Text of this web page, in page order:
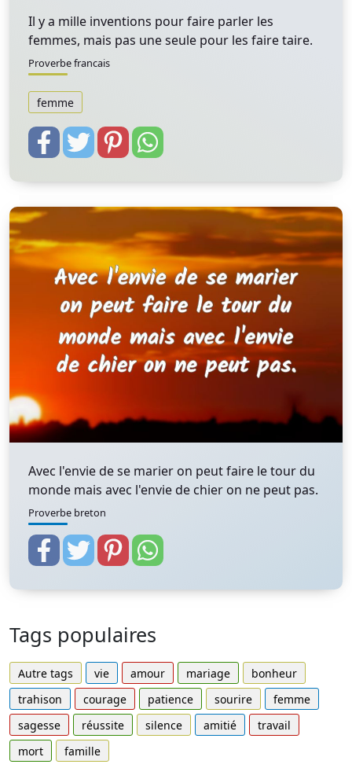
Il y a mille inventions pour faire parler les
femmes, mais pas une seule pour les faire taire.
Proverbe francais
femme
Avec l'envie de se marier on peut faire le tour du
monde mais avec l'envie de chier on ne peut pas.
Proverbe breton
Tags populaires
Autre tags vie amour mariage
bonheur
trahison
courage patience sourire
femme
sagesse
réussite silence amitié
travail
mort
famille